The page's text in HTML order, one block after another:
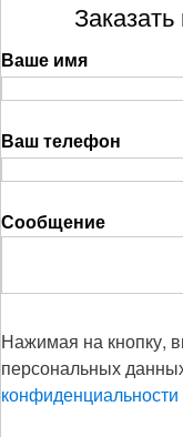
Ваше имя
Ваш телефон
Сообщение
Нажимая на кнопку,
персональных
конфиденциальности